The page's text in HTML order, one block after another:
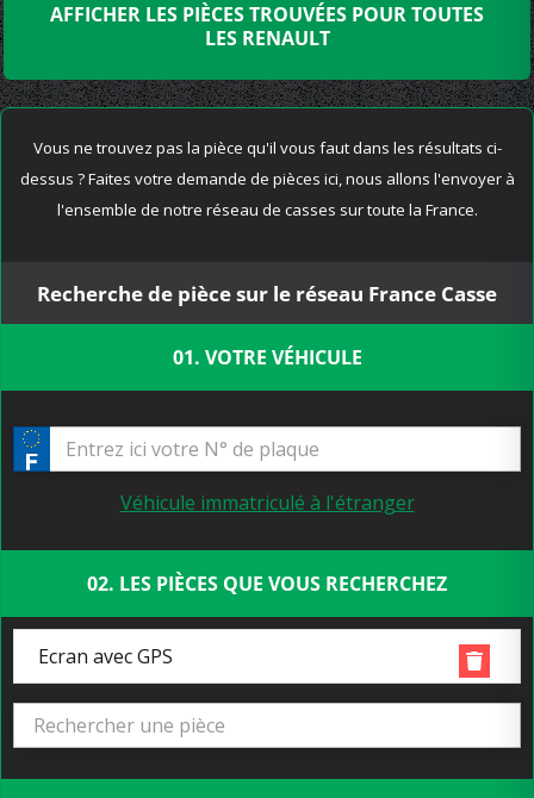
AFFICHER LES PIÈCES TROUVÉES POUR TOUTES
LES RENAULT
Vous ne trouvez pas la pièce qu'il vous faut dans les résultats ci-
dessus ? Faites votre demande de pièces ici, nous allons l'envoyer à
l'ensemble de notre réseau de casses sur toute la France.
Recherche de pièce sur le réseau France Casse
01. VOTRE VÉHICULE
Véhicule immatriculé à l'étranger
02. LES PIÈCES QUE VOUS RECHERCHEZ
Ecran avec GPS